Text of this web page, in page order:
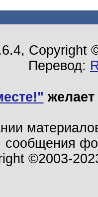
Copyright
Перевод:
сообщения
©2003-